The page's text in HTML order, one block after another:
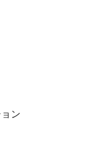
ン